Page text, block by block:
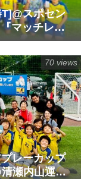
スポセン
マッチレポ
レーカップ
瀬内山運動
70 views